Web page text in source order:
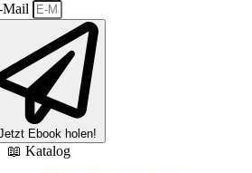
Mail
Ebook holen!
📖 Katalog